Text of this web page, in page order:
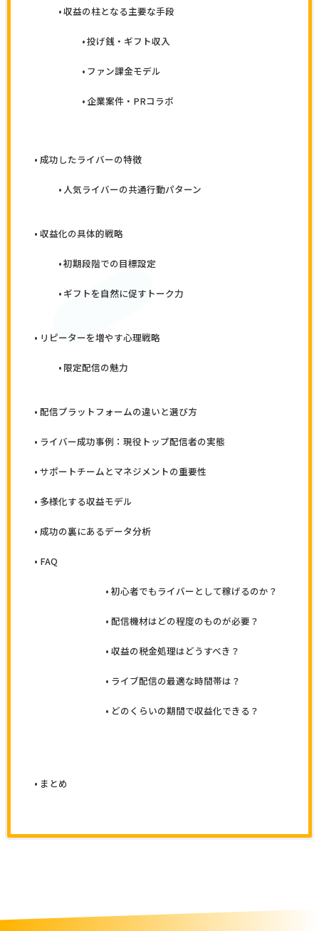
収益の柱となる主要な手段
投げ銭・ギフト収入
ファン課金モデル
企業案件・PRコラボ
成功したライバーの特徴
人気ライバーの共通行動パターン
収益化の具体的戦略
初期段階での目標設定
ギフトを自然に促すトーク力
リピーターを増やす心理戦略
限定配信の魅力
配信プラットフォームの違いと選び方
ライバー成功事例：現役トップ配信者の実態
サポートチームとマネジメントの重要性
多様化する収益モデル
成功の裏にあるデータ分析
FAQ
初心者でもライバーとして稼げるのか？
配信機材はどの程度のものが必要？
収益の税金処理はどうすべき？
ライブ配信の最適な時間帯は？
どのくらいの期間で収益化できる？
まとめ